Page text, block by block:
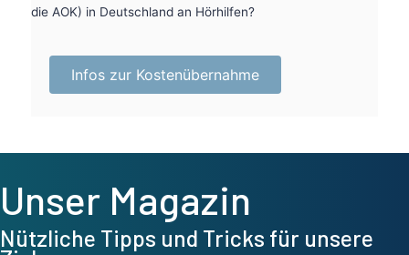
die AOK) in Deutschland an Hörhilfen?
Infos zur Kostenübernahme
Unser Magazin
Nützliche Tipps und Tricks für unsere